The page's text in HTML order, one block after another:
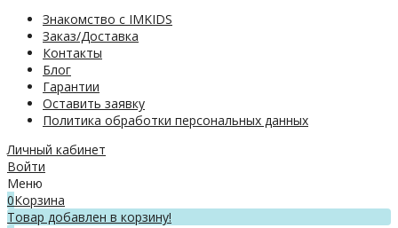
Знакомство с IMKIDS
Заказ/Доставка
Контакты
Блог
Гарантии
Оставить заявку
Политика обработки персональных данных
Личный кабинет
Войти
Меню
0Корзина
Товар добавлен в корзину!